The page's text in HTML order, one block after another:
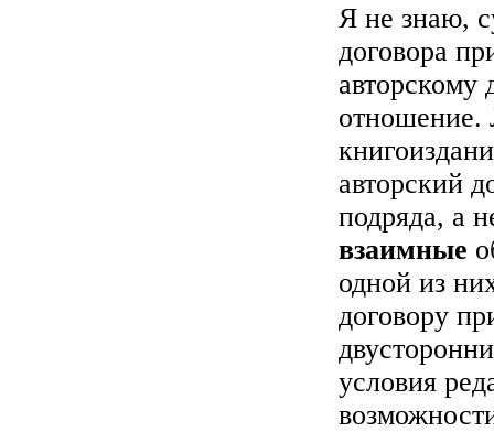
Я не знаю,
договора
авторскому
отношение.
авторский
подряда, а
взаимные
одной из
договору
условия